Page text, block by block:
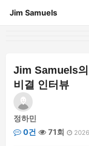
Jim Samuels
Jim Samuels
비결 인터뷰
정하민
0건
71회